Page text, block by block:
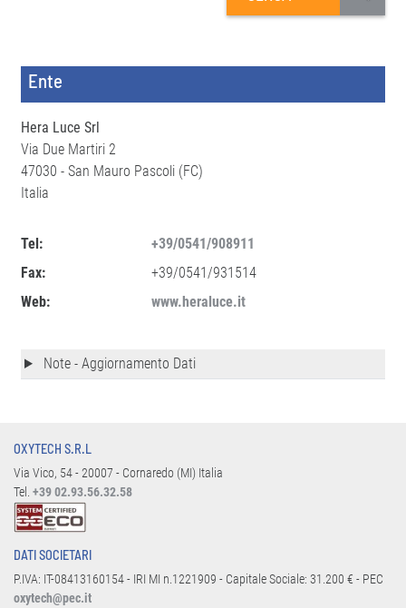
Ente
Hera Luce Srl
Via Due Martiri 2
47030 - San Mauro Pascoli (FC)
Italia
Tel:
+39/0541/908911
Fax:
+39/0541/931514
Web:
www.heraluce.it
Note - Aggiornamento Dati
OXYTECH S.R.L
Via Vico, 54 - 20007 - Cornaredo (MI) Italia
Tel. +39 02.93.56.32.58
DATI SOCIETARI
P.IVA: IT-08413160154 - IRI MI n.1221909 - Capitale Sociale: 31.200 € - PEC
oxytech@pec.it